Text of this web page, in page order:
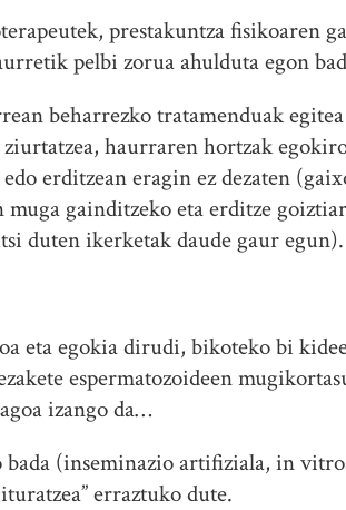
prestakuntza fisikoaren
pelbi zorua ahulduta egon
beharrezko tratamenduak
haurraren hortzak
erditzean eragin ez dezaten
gainditzeko eta erditze
duten ikerketak daude gaur egun).
eta egokia dirudi, bikoteko bi
espermatozoideen
izango da…
(inseminazio artifiziala, in
erraztuko dute.